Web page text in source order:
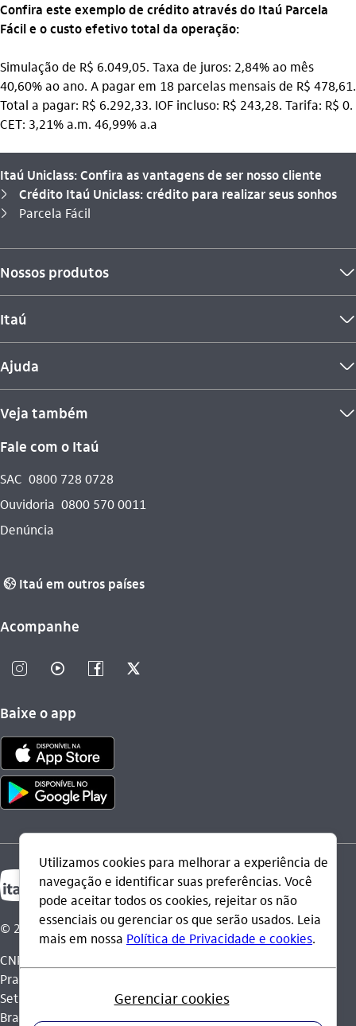
Confira este exemplo de crédito através do Itaú Parcela
Fácil e o custo efetivo total da operação:
Simulação de R$ 6.049,05. Taxa de juros: 2,84% ao mês
40,60% ao ano. A pagar em 18 parcelas mensais de R$ 478,61.
Total a pagar: R$ 6.292,33. IOF incluso: R$ 243,28. Tarifa: R$ 0.
CET: 3,21% a.m. 46,99% a.a
Itaú Uniclass: Confira as vantagens de ser nosso cliente
seta_direita Crédito Itaú Uniclass: crédito para realizar seus sonhos
seta_direita
Você está aqui:
Parcela Fácil
Nossos produtos seta_baixo
Itaú seta_baixo
Ajuda seta_baixo
Veja também seta_baixo
Fale com o Itaú
SAC 0800 728 0728
Ouvidoria 0800 570 0011
Denúncia
globo_outline Itaú em outros países
Acompanhe
instagram_outline video_outline facebook_outline twitter_outline
Baixe o app
© 2026 Itaú Unibanco Holding S.A.
CNPJ: 60.872.504/0001-23
Praça Alfredo Egydio de Souza Aranha, 100, Torre Olavo
Setubal, Parque Jabaquara - CEP 04344-902 - São Paulo -
Brasil.